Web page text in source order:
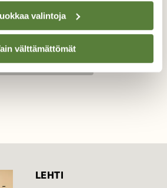
valintoja
välttämättömät
Mustonen, Joensuu 17.6.2023
LISTAAN
LEHTI